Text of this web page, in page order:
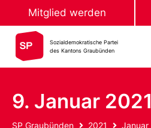
Mitglied werden
Sozialdemokratische Partei
des Kantons Graubünden
9. Januar 2021
SP Graubünden 2021 Januar